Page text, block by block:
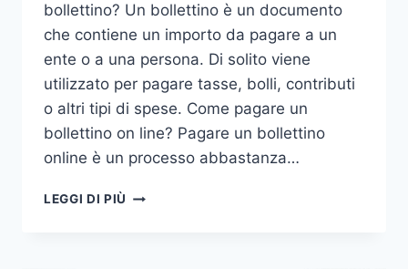
bollettino? Un bollettino è un documento
che contiene un importo da pagare a un
ente o a una persona. Di solito viene
utilizzato per pagare tasse, bolli, contributi
o altri tipi di spese. Come pagare un
bollettino on line? Pagare un bollettino
online è un processo abbastanza…
LEGGI DI PIÙ COME